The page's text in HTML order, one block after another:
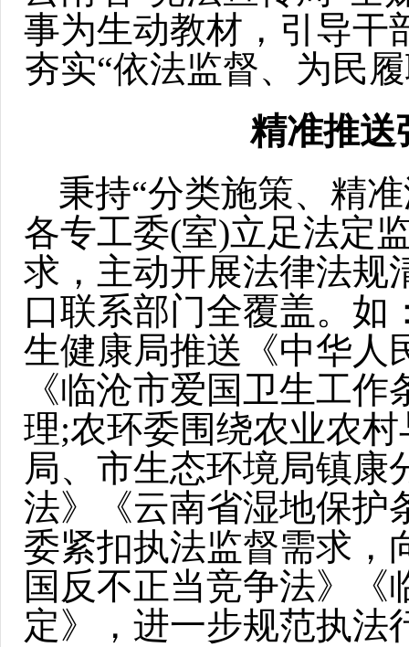
事为生动教材，引导干
夯实“依法监督、为民
精准推
秉持“分类施策、精
各专工委(室)立足法定
求，主动开展法律法规
口联系部门全覆盖。如
生健康局推送《中华人
《临沧市爱国卫生工
理;农环委围绕农业农
局、市生态环境局镇康
法》《云南省湿地保护
委紧扣执法监督需求，
国反不正当竞争法》《
定》，进一步规范执法